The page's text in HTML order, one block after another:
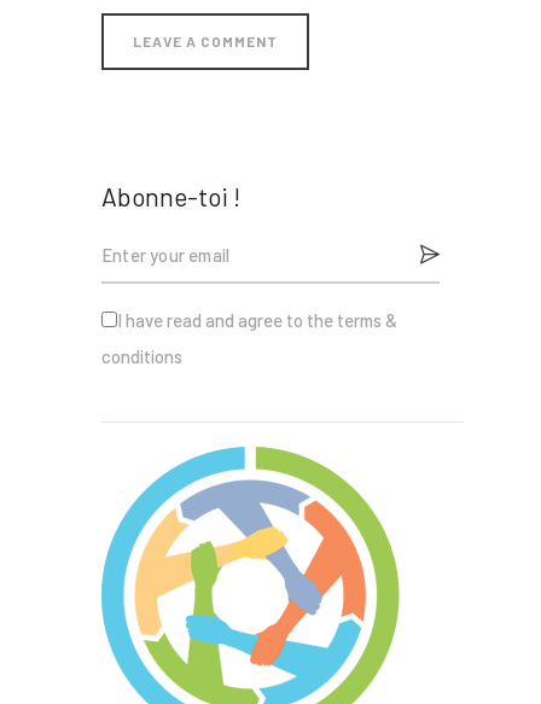
Abonne-toi !
I have read and agree to the terms &
conditions